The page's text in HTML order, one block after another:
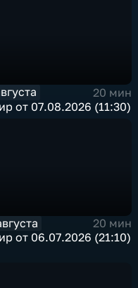
20 мин
от 07.08.2026 (11:30)
20 мин
от 06.07.2026 (21:10)